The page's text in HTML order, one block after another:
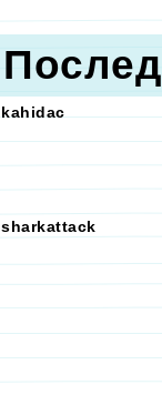
kahidac
sharkattack